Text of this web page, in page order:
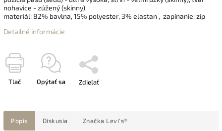
nohavice - zúžený (skinny)
materiál: 82% bavlna, 15% polyester, 3% elastan , zapínanie: zip
Detailné informácie
Tlač Opýtať sa Zdieľať
Popis Diskusia Značka Levi's®